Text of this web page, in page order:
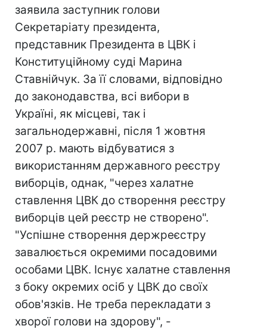
заявила заступник голови
Секретаріату президента,
представник Президента в ЦВК і
Конституційному суді Марина
Ставнійчук. За її словами, відповідно
до законодавства, всі вибори в
Україні, як місцеві, так і
загальнодержавні, після 1 жовтня
2007 р. мають відбуватися з
використанням державного реєстру
виборців, однак, "через халатне
ставлення ЦВК до створення реєстру
виборців цей реєстр не створено".
"Успішне створення держреєстру
завалюється окремими посадовими
особами ЦВК. Існує халатне ставлення
з боку окремих осіб у ЦВК до своїх
обов'язків. Не треба перекладати з
хворої голови на здорову", -